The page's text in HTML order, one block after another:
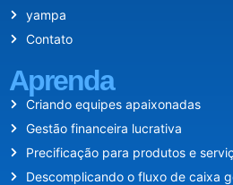
yampa
Contato
Aprenda
Criando equipes apaixonadas
Gestão financeira lucrativa
Precificação para produtos e
Descomplicando o fluxo de caixa